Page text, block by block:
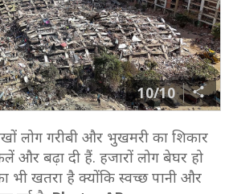
10/10
लोग गरीबी और भुखमरी का शिकार
और बढ़ा दी हैं. हजारों लोग बेघर हो
भी खतरा है क्योंकि स्वच्छ पानी और